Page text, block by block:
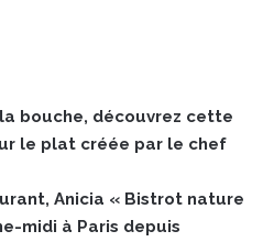
bouche, découvrez cette
le plat créée par le chef
Anicia « Bistrot nature
midi à Paris depuis